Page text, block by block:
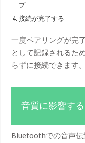
プ
接続が完了する
一度ペアリングが完
として記録されるた
らずに接続できます。
音質に影響す
Bluetoothでの音声伝